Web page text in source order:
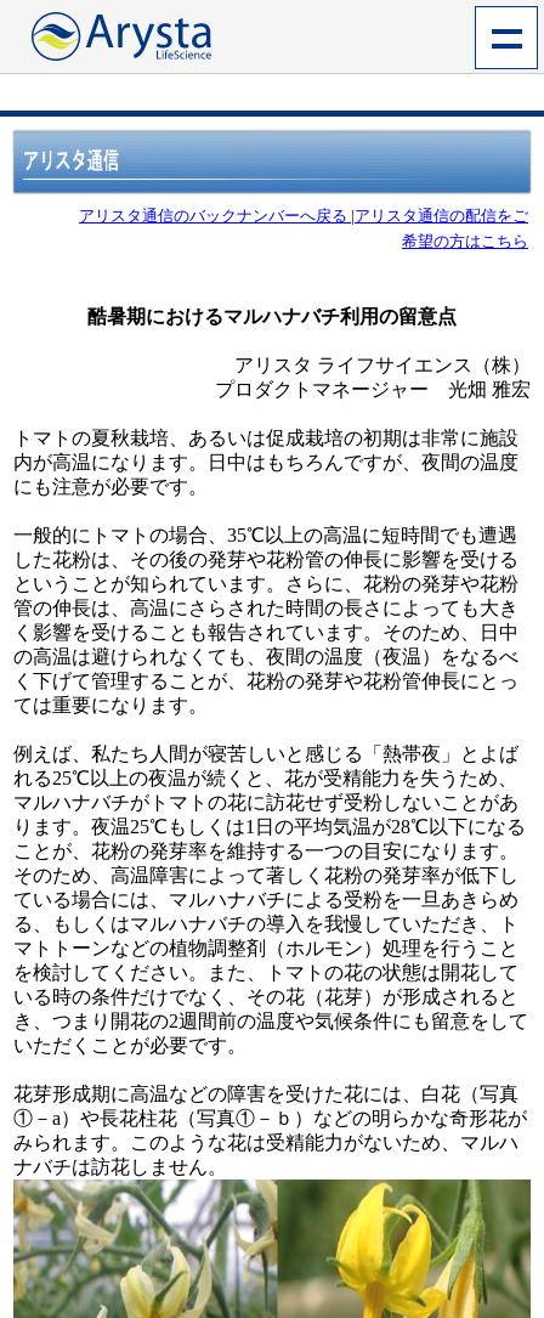
アリスタ通信のバックナンバーへ戻る |アリスタ通信の配信をご
希望の方はこちら
酷暑期におけるマルハナバチ利用の留意点
アリスタ ライフサイエンス（株）
プロダクトマネージャー 光畑 雅宏
トマトの夏秋栽培、あるいは促成栽培の初期は非常に施設
内が高温になります。日中はもちろんですが、夜間の温度
にも注意が必要です。
一般的にトマトの場合、35℃以上の高温に短時間でも遭遇
した花粉は、その後の発芽や花粉管の伸長に影響を受ける
ということが知られています。さらに、花粉の発芽や花粉
管の伸長は、高温にさらされた時間の長さによっても大き
く影響を受けることも報告されています。そのため、日中
の高温は避けられなくても、夜間の温度（夜温）をなるべ
く下げて管理することが、花粉の発芽や花粉管伸長にとっ
ては重要になります。
例えば、私たち人間が寝苦しいと感じる「熱帯夜」とよば
れる25℃以上の夜温が続くと、花が受精能力を失うため、
マルハナバチがトマトの花に訪花せず受粉しないことがあ
ります。夜温25℃もしくは1日の平均気温が28℃以下になる
ことが、花粉の発芽率を維持する一つの目安になります。
そのため、高温障害によって著しく花粉の発芽率が低下し
ている場合には、マルハナバチによる受粉を一旦あきらめ
る、もしくはマルハナバチの導入を我慢していただき、ト
マトトーンなどの植物調整剤（ホルモン）処理を行うこと
を検討してください。また、トマトの花の状態は開花して
いる時の条件だけでなく、その花（花芽）が形成されると
き、つまり開花の2週間前の温度や気候条件にも留意をして
いただくことが必要です。
花芽形成期に高温などの障害を受けた花には、白花（写真
①－a）や長花柱花（写真①－ｂ）などの明らかな奇形花が
みられます。このような花は受精能力がないため、マルハ
ナバチは訪花しません。